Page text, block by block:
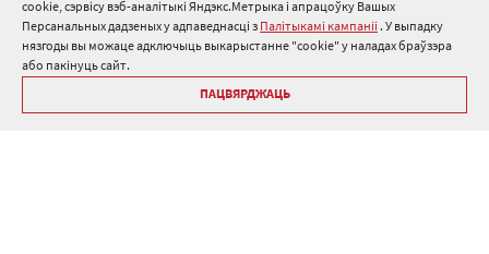
cookie, сэрвісу вэб-аналітыкі Яндэкс.Метрыка і апрацоўку Вашых
Персанальных дадзеных у адпаведнасці з Палітыкамі кампаніі . У выпадку
нязгоды вы можаце адключыць выкарыстанне "cookie" у наладах браўзэра
або пакінуць сайт.
ПАЦВЯРДЖАЦЬ
info@onduline.ru
Росія Беларусь Казахстан